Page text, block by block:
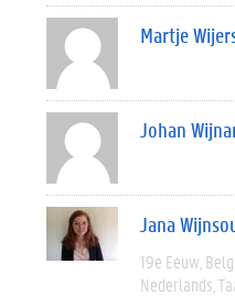
Martje
Johan
Jana
19e Eeuw
Nederlands